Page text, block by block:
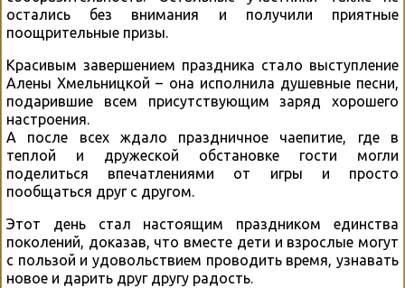
остались без внимания и получили приятные
поощрительные призы.
Красивым завершением праздника стало выступление
Алены Хмельницкой – она исполнила душевные песни,
подарившие всем присутствующим заряд хорошего
настроения.
А после всех ждало праздничное чаепитие, где в
теплой и дружеской обстановке гости могли
поделиться впечатлениями от игры и просто
пообщаться друг с другом.
Этот день стал настоящим праздником единства
поколений, доказав, что вместе дети и взрослые могут
с пользой и удовольствием проводить время, узнавать
новое и дарить друг другу радость.